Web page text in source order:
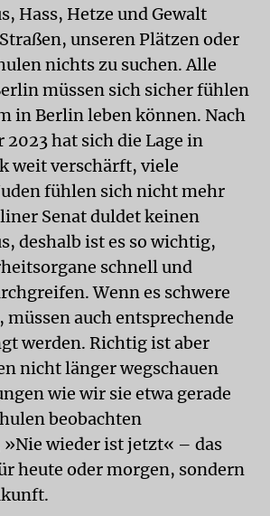
Hass, Hetze und Gewalt
unseren Plätzen oder
nichts zu suchen. Alle
müssen sich sicher fühlen
in Berlin leben können. Nach
2023 hat sich die Lage in
weit verschärft, viele
fühlen sich nicht mehr
Senat duldet keinen
deshalb ist es so wichtig,
schnell und
Wenn es schwere
auch entsprechende
werden. Richtig ist aber
nicht länger wegschauen
wie wir sie etwa gerade
beobachten
wieder ist jetzt« – das
heute oder morgen, sondern